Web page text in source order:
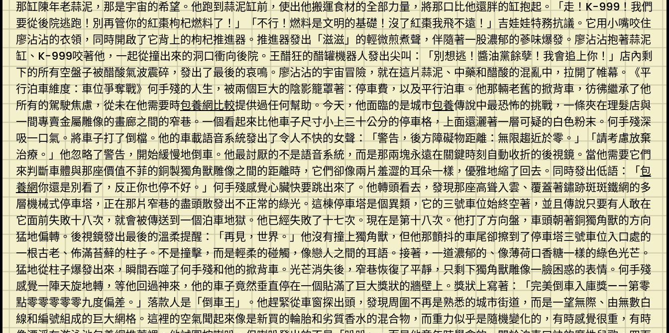
那缸陳年老蒜泥，那是宇宙的希望。他跑到蒜泥缸前，使出他搬運食材的全部力量，將那口比他還胖的缸抱起。「走！K-999！我們
要從後院逃跑！別再管你的紅棗枸杞燃料了！」「不行！燃料是文明的基礎！沒了紅棗我飛不遠！」吉娃娃特務抗議。它用小嘴咬住
廖沾沾的衣領，同時開啟了它背上的枸杞推進器。推進器發出「滋滋」的輕微煎煮聲，伴隨著一股濃郁的蔘味爆發。廖沾沾抱著蒜泥
缸、K-999咬著他，一起從撞出來的洞口衝向後院。王醋狂的醋罐機器人發出尖叫：「別想逃！醬油黨餘孽！我會追上你！」店內剩
下的所有空盤子被醋酸氣波震碎，發出了最後的哀鳴。廖沾沾的宇宙冒險，就在這片蒜泥、中藥和醋酸的混亂中，拉開了帷幕。《平
行泊車維度：車位爭奪戰》何手殘的人生，被兩個巨大的陰影籠罩著：停車費，以及平行泊車。他那輛老舊的掀背車，彷彿繼承了他
所有的駕駛焦慮，從未在他需要時包養網比較提供過任何幫助。今天，他面臨的是城市包養傳說中最恐怖的挑戰，一條夾在理髮店與
一間專賣金屬雕像的畫廊之間的窄巷。一個看起來比他車子尺寸小上三十公分的停車格，上面還灑著一層可疑的白色粉末。何手殘深
吸一口氣。將車子打了倒檔。他的車載語音系統發出了令人不快的女聲：「警告，後方障礙物距離：無限趨近於零。」「請考慮放棄
治療。」他忽略了警告，開始緩慢地倒車。他最討厭的不是語音系統，而是那兩塊永遠在關鍵時刻自動收折的後視鏡。當他需要它們
來判斷車體與那座價值不菲的銅製獨角獸雕像之間的距離時，它們卻像兩片羞澀的耳朵一樣，優雅地縮了回去。同時發出低語：「包
養網你還是別看了，反正你也停不好。」何手殘感覺心臟快要跳出來了。他轉頭看去，發現那座高聳入雲、覆蓋著鏽跡斑斑鐵網的多
層機械式停車塔，正在那片窄巷的盡頭散發出不正常的綠光。這棟停車塔是個異類，它的三號車位始終空著，並且傳說只要有人敢在
它面前失敗十八次，就會被傳送到一個泊車地獄。他已經失敗了十七次。現在是第十八次。他打了方向盤，車頭朝著銅獨角獸的方向
猛地偏轉。後視鏡發出最後的溫柔提醒：「再見，世界。」他沒有撞上獨角獸，但他那顫抖的車尾卻擦到了停車塔三號車位入口處的
一根古老、佈滿苔蘚的柱子。不是撞擊，而是輕柔的碰觸，像戀人之間的耳語。接著，一道濃郁的、像薄荷口香糖一樣的綠色光芒。
猛地從柱子爆發出來，瞬間吞噬了何手殘和他的掀背車。光芒消失後，窄巷恢復了平靜，只剩下獨角獸雕像一臉困惑的表情。何手殘
感覺一陣天旋地轉，等他回過神來，他的車子竟然垂直停在一個貼滿了巨大獎狀的牆壁上。獎狀上寫著：「完美倒車入庫獎——第零
點零零零零零九度偏差。」落款人是「倒車王」。他趕緊從車窗探出頭，發現周圍不再是熟悉的城市街道，而是一望無際、由無數白
線和編號組成的巨大網格。這裡的空氣聞起來像是新買的輪胎和劣質香水的混合物，而重力似乎是隨機變化的，有時感覺很重，有時